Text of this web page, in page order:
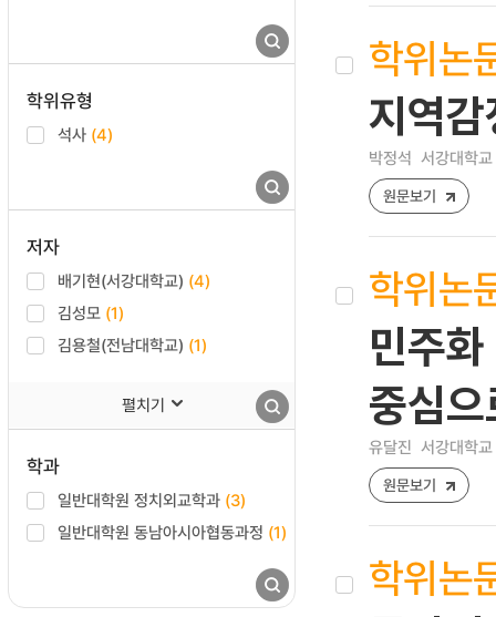
학위유형
석사 (4)
저자
배기현(서강대학교) (4)
김성모 (1)
김용철(전남대학교) (1)
펼치기
학과
일반대학원 정치외교학과 (3)
일반대학원 동남아시아협동과정 (1)
학위논
지역
박정석 서강대학
원문보기
학위논
민주
중심으
유달진 서강대학
원문보기
학위논